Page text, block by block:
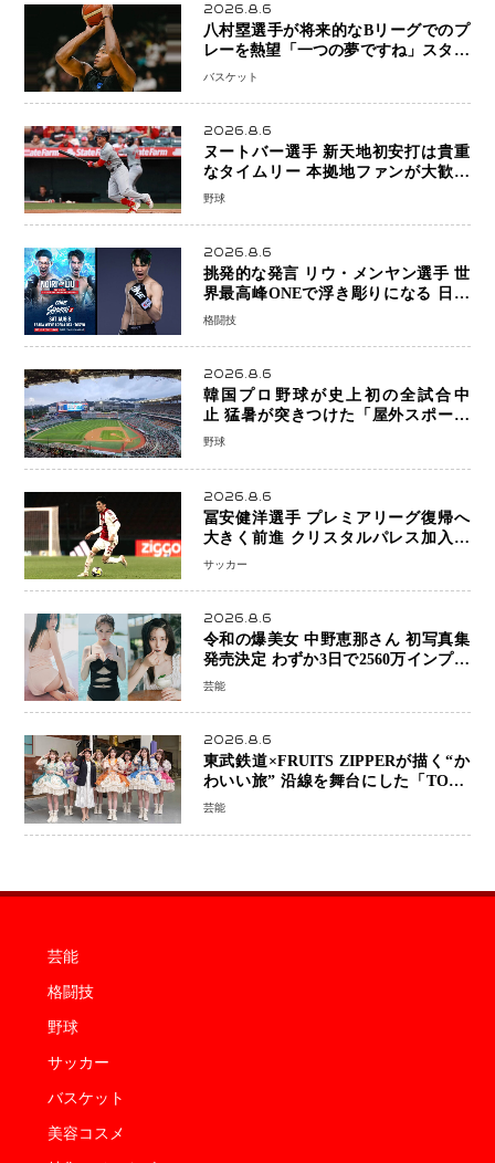
2026.8.6
八村塁選手が将来的なBリーグでのプ
レーを熱望「一つの夢ですね」スター
帰還がリーグ価値を押し上げる可能性
バスケット
2026.8.6
ヌートバー選手 新天地初安打は貴重
なタイムリー 本拠地ファンが大歓声
笑顔で歓喜
野球
2026.8.6
挑発的な発言 リウ・メンヤン選手 世
界最高峰ONEで浮き彫りになる 日本
キックボクシングが直面する“技術
格闘技
2026.8.6
韓国プロ野球が史上初の全試合中
止 猛暑が突きつけた「屋外スポーツ
の限界」 日本発のドーム型施設時代
野球
2026.8.6
冨安健洋選手 プレミアリーグ復帰へ
大きく前進 クリスタルパレス加入目
前 メディカルチェックも通過
サッカー
2026.8.6
令和の爆美女 中野恵那さん 初写真集
発売決定 わずか3日で2560万インプレ
ッションを記録した話題の美貌を凝縮
芸能
2026.8.6
東武鉄道×FRUITS ZIPPERが描く“か
わいい旅” 沿線を舞台にした「TOBU
KAWAII PROJECT」が開幕
芸能
芸能
格闘技
野球
サッカー
バスケット
美容コスメ